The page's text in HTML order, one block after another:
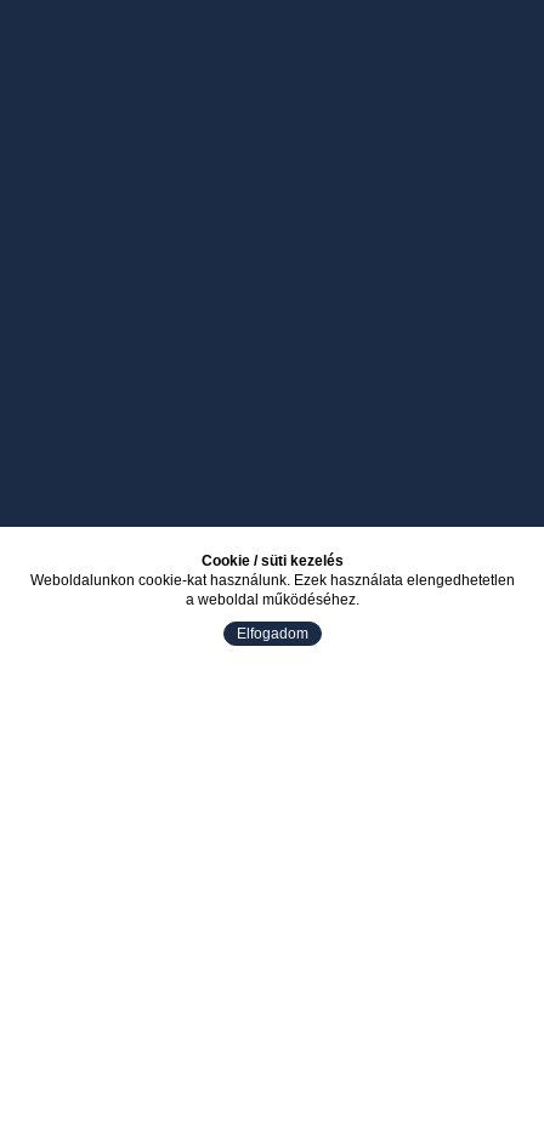
Cookie / süti kezelés
Weboldalunkon cookie-kat használunk. Ezek használata elengedhetetlen
a weboldal működéséhez.
Elfogadom